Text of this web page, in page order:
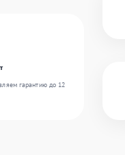
гарантию до 12